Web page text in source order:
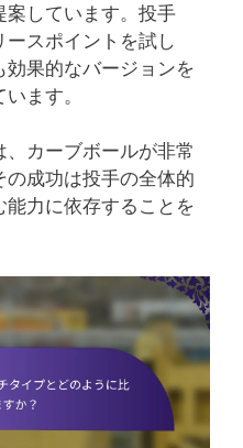
案しています。投手
スポイントを試し
果的なバージョンを
ます。
カーブボールが非常
成功は投手の全体的
力に依存することを